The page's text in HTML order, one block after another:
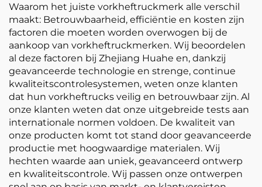
Waarom het juiste vorkheftruckmerk alle verschil
maakt: Betrouwbaarheid, efficiëntie en kosten zijn
factoren die moeten worden overwogen bij de
aankoop van vorkheftruckmerken. Wij beoordelen
al deze factoren bij Zhejiang Huahe en, dankzij
geavanceerde technologie en strenge, continue
kwaliteitscontrolesystemen, weten onze klanten
dat hun vorkheftrucks veilig en betrouwbaar zijn. Al
onze klanten weten dat onze uitgebreide tests aan
internationale normen voldoen. De kwaliteit van
onze producten komt tot stand door geavanceerde
productie met hoogwaardige materialen. Wij
hechten waarde aan uniek, geavanceerd ontwerp
en kwaliteitscontrole. Wij passen onze ontwerpen